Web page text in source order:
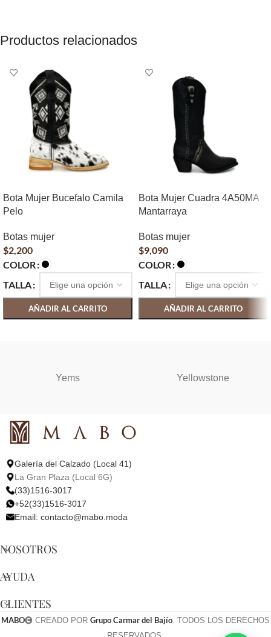
Productos relacionados
Bota Mujer Bucefalo Camila
Pelo
Botas mujer
$2,200
COLOR
TALLA
AÑADIR AL CARRITO
Bota Mujer Cuadra 4A50MA
Mantarraya
Botas mujer
$9,090
COLOR
TALLA
AÑADIR AL CARRITO
Yems Yellowstone
Galería del Calzado (Local 41)
La Gran Plaza (Local 6G)
(33)1516-3017
+52(33)1516-3017
Email: contacto@mabo.moda
NOSOTROS
AYUDA
CLIENTES
MABO CREADO POR Grupo Carmar del Bajío. TODOS LOS DERECHOS